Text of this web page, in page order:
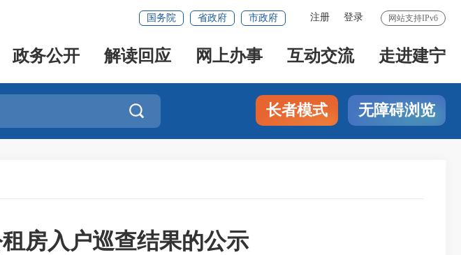
网站支持IPv6
注册 登录
国务院 省政府 市政府
政务公开 解读回应 网上办事 互动交流 走进建宁
 长者模式 无障碍浏览
房入户巡查结果的公示